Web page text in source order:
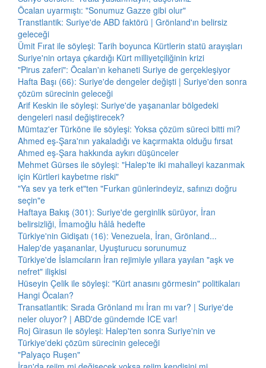
Öcalan uyarmıştı: "Sonumuz Gazze gibi olur"
Transtlantik: Suriye'de ABD faktörü | Grönland'ın belirsiz
geleceği
Ümit Fırat ile söyleşi: Tarih boyunca Kürtlerin statü arayışları
Suriye'nin ortaya çıkardığı Kürt milliyetçiliğinin krizi
"Pirus zaferi": Öcalan'ın kehaneti Suriye de gerçekleşiyor
Hafta Başı (66): Suriye'de dengeler değişti | Suriye'den sonra
çözüm sürecinin geleceği
Arif Keskin ile söyleşi: Suriye'de yaşananlar bölgedeki
dengeleri nasıl değiştirecek?
Mümtaz'er Türköne ile söyleşi: Yoksa çözüm süreci bitti mi?
Ahmed eş-Şara'nın yakaladığı ve kaçırmakta olduğu fırsat
Ahmed eş-Şara hakkında aykırı düşünceler
Mehmet Gürses ile söyleşi: "Halep'te iki mahalleyi kazanmak
için Kürtleri kaybetme riski"
"Ya sev ya terk et"ten "Furkan günlerindeyiz, safınızı doğru
seçin"e
Haftaya Bakış (301): Suriye'de gerginlik sürüyor, İran
belirsizliği, İmamoğlu hâlâ hedefte
Türkiye'nin Gidişatı (16): Venezuela, İran, Grönland...
Halep'de yaşananlar, Uyuşturucu sorunumuz
Türkiye'de İslamcıların İran rejimiyle yıllara yayılan "aşk ve
nefret" ilişkisi
Hüseyin Çelik ile söyleşi: "Kürt anasını görmesin" politikaları
Hangi Öcalan?
Transatlantik: Sırada Grönland mı İran mı var? | Suriye'de
neler oluyor? | ABD'de gündemde ICE var!
Roj Girasun ile söyleşi: Halep'ten sonra Suriye'nin ve
Türkiye'deki çözüm sürecinin geleceği
"Palyaço Ruşen"